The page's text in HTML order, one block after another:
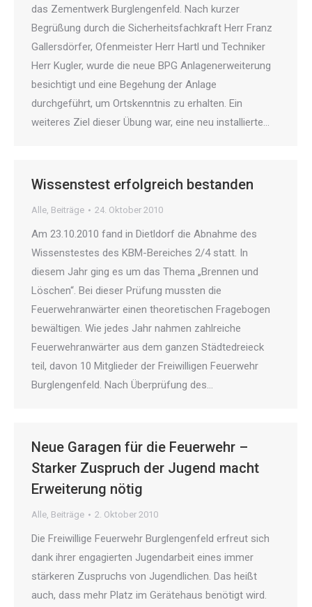
das Zementwerk Burglengenfeld. Nach kurzer
Begrüßung durch die Sicherheitsfachkraft Herr Franz
Gallersdörfer, Ofenmeister Herr Hartl und Techniker
Herr Kugler, wurde die neue BPG Anlagenerweiterung
besichtigt und eine Begehung der Anlage
durchgeführt, um Ortskenntnis zu erhalten. Ein
weiteres Ziel dieser Übung war, eine neu installierte…
Wissenstest erfolgreich bestanden
Alle, Beiträge 24. Oktober 2010
Am 23.10.2010 fand in Dietldorf die Abnahme des
Wissenstestes des KBM-Bereiches 2/4 statt. In
diesem Jahr ging es um das Thema „Brennen und
Löschen“. Bei dieser Prüfung mussten die
Feuerwehranwärter einen theoretischen Fragebogen
bewältigen. Wie jedes Jahr nahmen zahlreiche
Feuerwehranwärter aus dem ganzen Städtedreieck
teil, davon 10 Mitglieder der Freiwilligen Feuerwehr
Burglengenfeld. Nach Überprüfung des…
Neue Garagen für die Feuerwehr –
Starker Zuspruch der Jugend macht
Erweiterung nötig
Alle, Beiträge 2. Oktober 2010
Die Freiwillige Feuerwehr Burglengenfeld erfreut sich
dank ihrer engagierten Jugendarbeit eines immer
stärkeren Zuspruchs von Jugendlichen. Das heißt
auch, dass mehr Platz im Gerätehaus benötigt wird.